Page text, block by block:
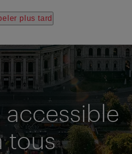
plus tard
accessible
tous